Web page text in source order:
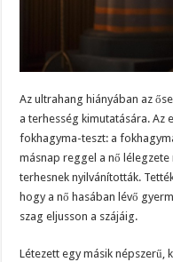
Az ultrahang hiányában az
a terhesség kimutatására. Az
fokhagyma-teszt: a
másnap reggel a nő
terhesnek nyilvánították.
hogy a nő hasában lévő
szag eljusson a szájáig.
Létezett egy másik népszerű,